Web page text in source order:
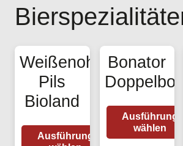
Weißenoher
Pils
Bioland
Ausführung
Dieses
Bonator
Ausführung
wählen